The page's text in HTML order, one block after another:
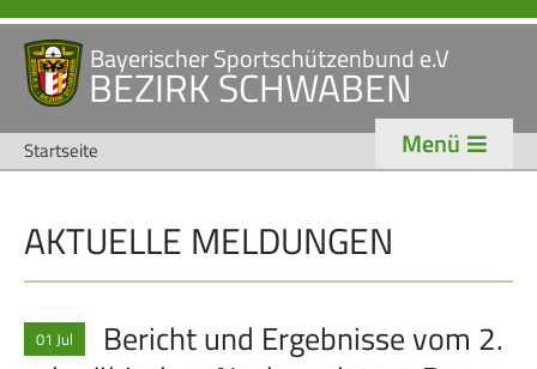
Bayerischer Sportschützenbund e.V
BEZIRK SCHWABEN
Startseite Menü
AKTUELLE MELDUNGEN
01 Jul
Bericht und Ergebnisse vom 2.
Navigation
überspringen
STARTSEITE
VERANSTALTUNGEN
NEWS
überspringen
VERBAND
Veranstaltungen
Bezirk Schwaben
TRADITION
Schützentradition
Bezirksschützen­tag